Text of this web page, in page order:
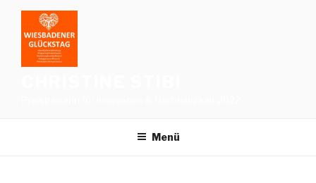
springen
Menü